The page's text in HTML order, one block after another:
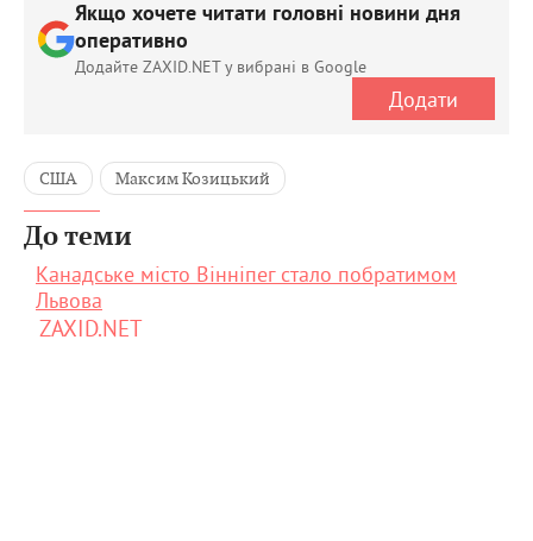
Якщо хочете читати головні новини дня
оперативно
Додайте ZAXID.NET у вибрані в Google
Додати
США Максим Козицький
До теми
Канадське місто Вінніпег стало побратимом
Львова
ZAXID.NET